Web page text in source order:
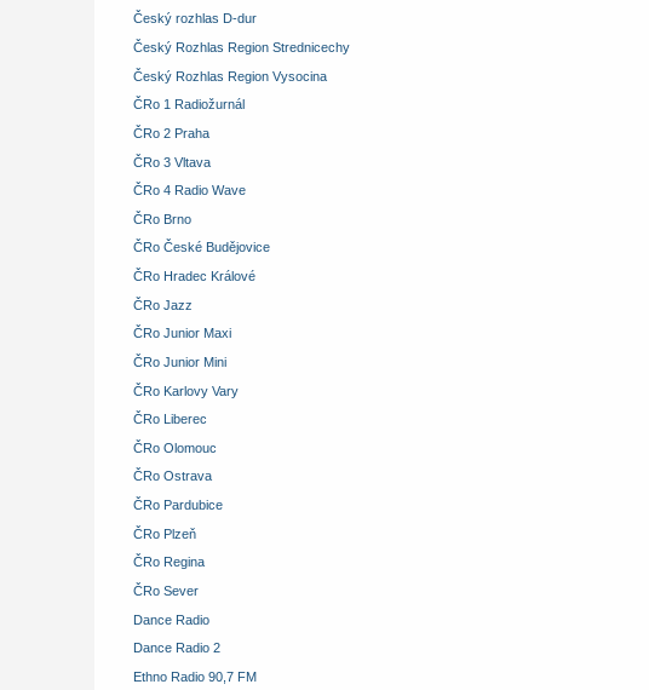
Český rozhlas D-dur
Český Rozhlas Region Strednicechy
Český Rozhlas Region Vysocina
ČRo 1 Radiožurnál
ČRo 2 Praha
ČRo 3 Vltava
ČRo 4 Radio Wave
ČRo Brno
ČRo České Budějovice
ČRo Hradec Králové
ČRo Jazz
ČRo Junior Maxi
ČRo Junior Mini
ČRo Karlovy Vary
ČRo Liberec
ČRo Olomouc
ČRo Ostrava
ČRo Pardubice
ČRo Plzeň
ČRo Regina
ČRo Sever
Dance Radio
Dance Radio 2
Ethno Radio 90,7 FM